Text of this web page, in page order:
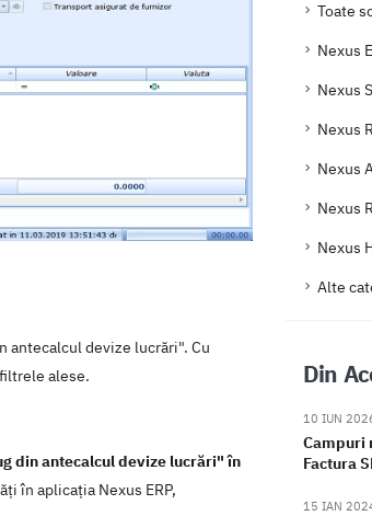
antecalcul devize lucrări". Cu
alese.
din antecalcul devize lucrări" în
în aplicaţia Nexus ERP,
Toate
Nexus
Nexus
Nexus
Nexus
Nexus
Nexus
Alte
Din
10 IUN
Campuri
Factura
15 IAN